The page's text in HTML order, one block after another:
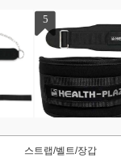
스스트랩
스트랩/벨트/장갑